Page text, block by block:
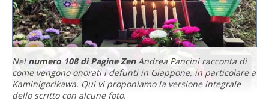
Nel numero 108 di Pagine ZenAndrea Pancini racconta di
come vengono onorati i defunti in Giappone, in particolare a
Kaminigorikawa. Qui vi proponiamo la versione integrale
dello scritto con alcune foto.